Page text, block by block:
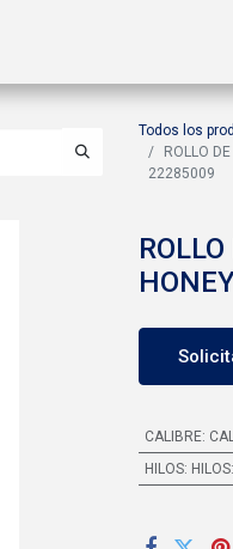
Todos los
ROLLO
22285009
CALIBRE:
HILOS: